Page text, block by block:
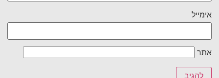
אימייל
אתר